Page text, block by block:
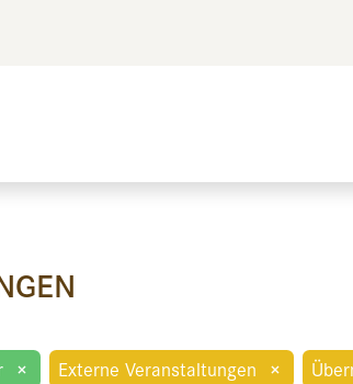
× Externe Veranstaltungen ×